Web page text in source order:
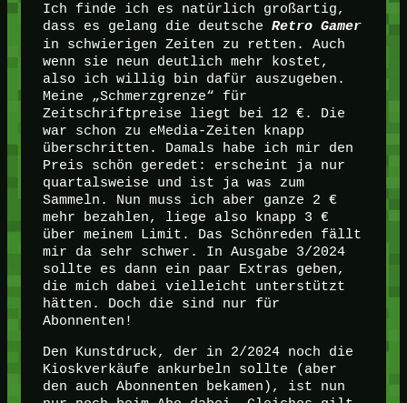
Ich finde ich es natürlich großartig,
dass es gelang die deutsche Retro Gamer
in schwierigen Zeiten zu retten. Auch
wenn sie neun deutlich mehr kostet,
also ich willig bin dafür auszugeben.
Meine „Schmerzgrenze“ für
Zeitschriftpreise liegt bei 12 €. Die
war schon zu eMedia-Zeiten knapp
überschritten. Damals habe ich mir den
Preis schön geredet: erscheint ja nur
quartalsweise und ist ja was zum
Sammeln. Nun muss ich aber ganze 2 €
mehr bezahlen, liege also knapp 3 €
über meinem Limit. Das Schönreden fällt
mir da sehr schwer. In Ausgabe 3/2024
sollte es dann ein paar Extras geben,
die mich dabei vielleicht unterstützt
hätten. Doch die sind nur für
Abonnenten!
Den Kunstdruck, der in 2/2024 noch die
Kioskverkäufe ankurbeln sollte (aber
den auch Abonnenten bekamen), ist nun